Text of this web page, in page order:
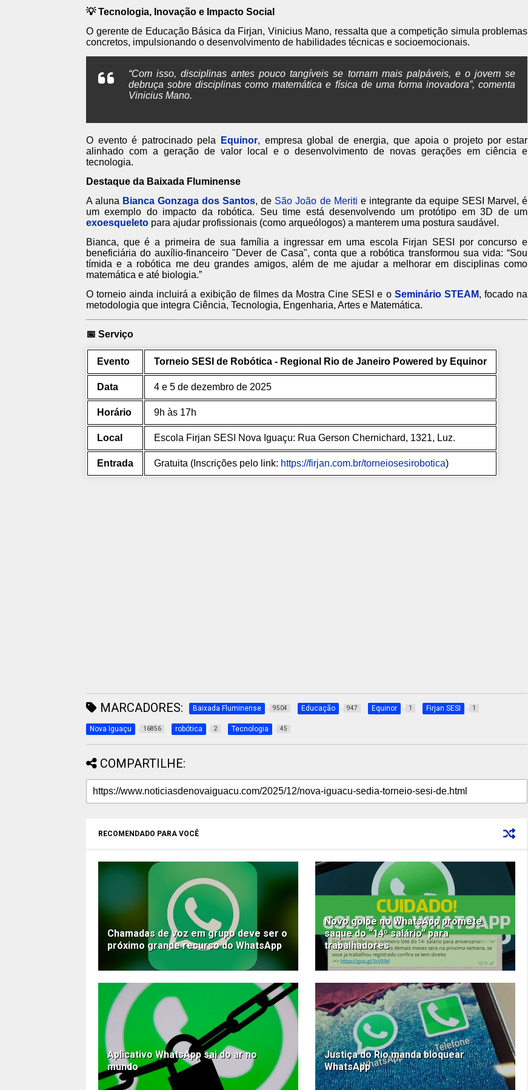
💡 Tecnologia, Inovação e Impacto Social
O gerente de Educação Básica da Firjan, Vinicius Mano, ressalta que a competição simula problemas
concretos, impulsionando o desenvolvimento de habilidades técnicas e socioemocionais.
“Com isso, disciplinas antes pouco tangíveis se tornam mais palpáveis, e o jovem se
debruça sobre disciplinas como matemática e física de uma forma inovadora”, comenta
Vinicius Mano.
O evento é patrocinado pela Equinor, empresa global de energia, que apoia o projeto por estar
alinhado com a geração de valor local e o desenvolvimento de novas gerações em ciência e
tecnologia.
Destaque da Baixada Fluminense
A aluna Bianca Gonzaga dos Santos, de São João de Meriti e integrante da equipe SESI Marvel, é
um exemplo do impacto da robótica. Seu time está desenvolvendo um protótipo em 3D de um
exoesqueleto para ajudar profissionais (como arqueólogos) a manterem uma postura saudável.
Bianca, que é a primeira de sua família a ingressar em uma escola Firjan SESI por concurso e
beneficiária do auxílio-financeiro "Dever de Casa", conta que a robótica transformou sua vida: “Sou
tímida e a robótica me deu grandes amigos, além de me ajudar a melhorar em disciplinas como
matemática e até biologia.”
O torneio ainda incluirá a exibição de filmes da Mostra Cine SESI e o Seminário STEAM, focado na
metodologia que integra Ciência, Tecnologia, Engenharia, Artes e Matemática.
📅 Serviço
Evento Torneio SESI de Robótica - Regional Rio de Janeiro Powered by Equinor
Data 4 e 5 de dezembro de 2025
Horário 9h às 17h
Local Escola Firjan SESI Nova Iguaçu: Rua Gerson Chernichard, 1321, Luz.
Entrada Gratuita (Inscrições pelo link: https://firjan.com.br/torneiosesirobotica)
MARCADORES: Baixada Fluminense 9504 Educação 947 Equinor 1 Firjan SESI 1
Nova Iguaçu 16856 robótica 2 Tecnologia 45
COMPARTILHE:
RECOMENDADO PARA VOCÊ
Chamadas de voz em grupo deve ser o
próximo grande recurso do WhatsApp
Novo golpe no WhatsApp promete
saque do “14º salário” para
trabalhadores
Aplicativo WhatsApp sai do ar no
mundo
Justiça do Rio manda bloquear
WhatsApp